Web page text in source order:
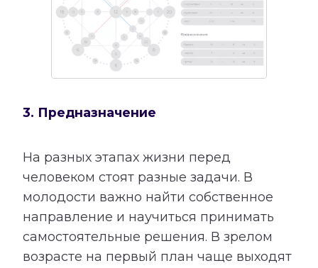
3. Предназначение
На разных этапах жизни перед
человеком стоят разные задачи. В
молодости важно найти собственное
направление и научиться принимать
самостоятельные решения. В зрелом
возрасте на первый план чаще выходят